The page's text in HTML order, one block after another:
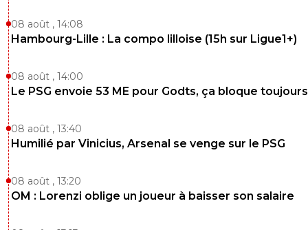
08 août , 14:08
Hambourg-Lille : La compo lilloise (15h sur Ligue1+)
08 août , 14:00
Le PSG envoie 53 ME pour Godts, ça bloque toujours
08 août , 13:40
Humilié par Vinicius, Arsenal se venge sur le PSG
08 août , 13:20
OM : Lorenzi oblige un joueur à baisser son salaire